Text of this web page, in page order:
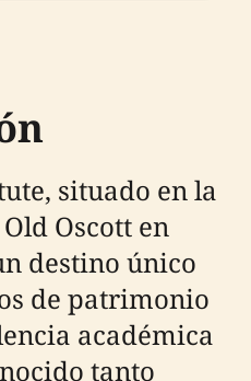
situado en la
Oscott en
destino único
de patrimonio
académica
tanto